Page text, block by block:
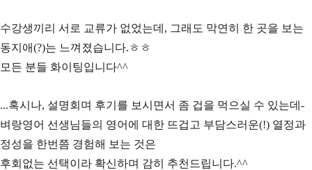
수강생끼리 서로 교류가 없었는데, 그래도 막연히 한 곳을 보는
동지애(?)는 느껴졌습니다.ㅎㅎ
모든 분들 화이팅입니다^^
...혹시나, 설명회며 후기를 보시면서 좀 겁을 먹으실 수 있는데-
벼랑영어 선생님들의 영어에 대한 뜨겁고 부담스러운(!) 열정과
정성을 한번쯤 경험해 보는 것은
후회없는 선택이라 확신하며 감히 추천드립니다.^^